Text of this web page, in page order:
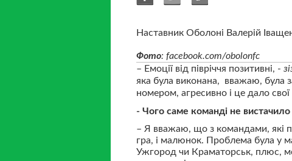
Наставник Оболоні Валерій
Фото: facebook.com/obolonfc
– Емоції від півріччя позитивні, -
яка була виконана, вважаю, була
номером, агресивно і це дало
- Чого саме команді не
– Я вважаю, що з командами, які
гра, і малюнок. Проблема була у
Ужгород чи Краматорськ, плюс,